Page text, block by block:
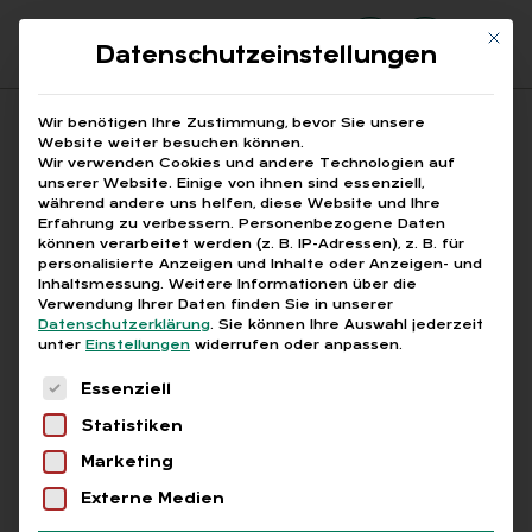
Suchfeld
Suchen
Breadcrumb-Navigation
STARTSEITE
PRINTAUSGABEN
TITELTHEMA: DIGITALE PERSONALAKTE
6 TRENDS — 6 GRÜNDE FÜR DIE DIGITALE …
Inhaltsverzeichnis
Abo
DER RICH­TI­GE WEG IN DIE DI­GI­TA­LI­SIE­RUNG
Mit
Datenschutzeinstellungen
Wir benötigen Ihre Zustimmung, bevor Sie unsere
Website weiter besuchen können.
Wir verwenden Cookies und andere Technologien auf
unserer Website. Einige von ihnen sind essenziell,
während andere uns helfen, diese Website und Ihre
Erfahrung zu verbessern. Personenbezogene Daten
können verarbeitet werden (z. B. IP-Adressen), z. B. für
personalisierte Anzeigen und Inhalte oder Anzeigen- und
Inhaltsmessung. Weitere Informationen über die
Verwendung Ihrer Daten finden Sie in unserer
Datenschutzerklärung. Sie können Ihre Auswahl jederzeit
unter Einstellungen widerrufen oder anpassen.
Es folgt eine Liste der Service-Gruppen, für
Essenziell
Statistiken
Marketing
Externe Medien